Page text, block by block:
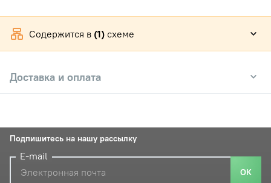
Содержится в (1) схеме
Доставка и оплата
Подпишитесь на нашу рассылку
E-mail
ОК